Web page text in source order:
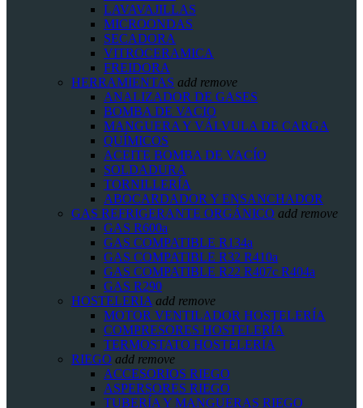
LAVAVAJILLAS
MICROONDAS
SECADORA
VITROCERAMICA
FREIDORA
HERRAMIENTAS add remove
ANALIZADOR DE GASES
BOMBA DE VACIO
MANGUERA Y VÁLVULA DE CARGA
QUÍMICOS
ACEITE BOMBA DE VACÍO
SOLDADURA
TORNILLERÍA
ABOCARDADOR Y ENSANCHADOR
GAS REFRIGERANTE ORGÁNICO add remove
GAS R600a
GAS COMPATIBLE R134a
GAS COMPATIBLE R32 R410a
GAS COMPATIBLE R22 R407c R404a
GAS R290
HOSTELERIA add remove
MOTOR VENTILADOR HOSTELERÍA
COMPRESORES HOSTELERÍA
TERMOSTATO HOSTELERÍA
RIEGO add remove
ACCESORIOS RIEGO
ASPERSORES RIEGO
TUBERÍA Y MANGUERAS RIEGO